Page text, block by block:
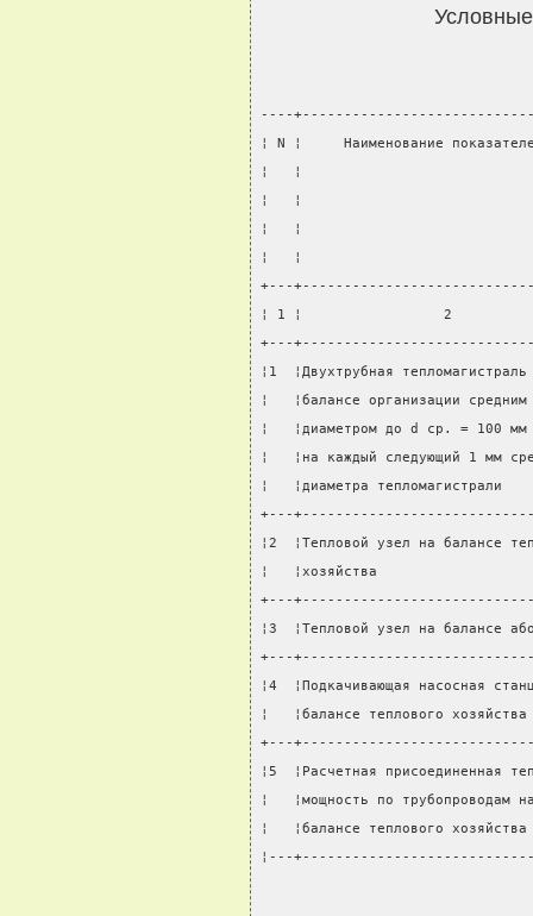
----
¦ N ¦     Наименование
¦   ¦
¦   ¦
¦   ¦
¦   ¦
+---
¦ 1 ¦                 2
+---
¦1  ¦Двухтрубная
¦   ¦балансе организации
¦   ¦диаметром до d cp. =
¦   ¦на каждый следующий 1
¦   ¦диаметра
+---
¦2  ¦Тепловой узел на
¦   ¦хозяйства
+---
¦3  ¦Тепловой узел на
+---
¦4  ¦Подкачивающая насосная
¦   ¦балансе теплового
+---
¦5  ¦Расчетная
¦   ¦мощность по
¦   ¦балансе теплового
¦---